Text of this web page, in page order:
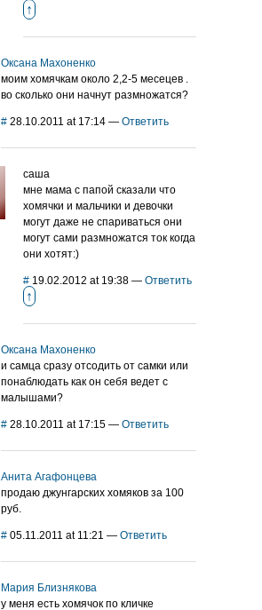
↑
Оксана Махоненко
моим хомячкам около 2,2-5 месецев .
во сколько они начнут размножатся?
# 28.10.2011 at 17:14 — Ответить
саша
мне мама с папой сказали что
хомячки и мальчики и девочки
могут даже не спариваться они
могут сами размножатся ток когда
они хотят:)
# 19.02.2012 at 19:38 — Ответить
↑
Оксана Махоненко
и самца сразу отсодить от самки или
понаблюдать как он себя ведет с
малышами?
# 28.10.2011 at 17:15 — Ответить
Анита Агафонцева
продаю джунгарских хомяков за 100
руб.
# 05.11.2011 at 11:21 — Ответить
Мария Близнякова
у меня есть хомячок по кличке